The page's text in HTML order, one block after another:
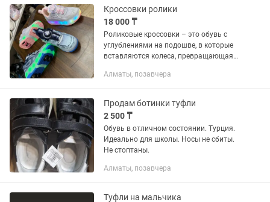
Кроссовки ролики
18 000 ₸
Роликовые кроссовки – это обувь с
углублениями на подошве, в которые
вставляются колеса, превращающая
Кроссовки на колесах — это, тот
Алматы, позавчера
Продам ботинки туфли
2 500 ₸
Обувь в отличном состоянии. Турция.
Идеально для школы. Носы не сбиты.
Не стоптаны.
Алматы, позавчера
Туфли на мальчика